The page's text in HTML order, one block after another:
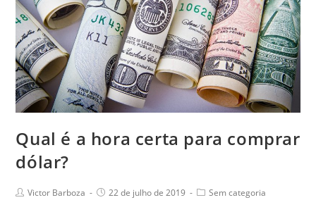
Qual é a hora certa para comprar
dólar?
Victor Barboza 22 de julho de 2019 Sem categoria